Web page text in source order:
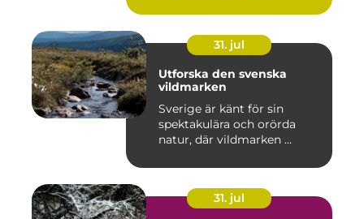
31. jul
Utforska den svenska
vildmarken
Sverige är känt för sin
spektakulära och orörda
natur, där vildmarken ...
31. jul